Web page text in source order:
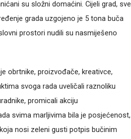
su složni domaćini. Cijeli grad, sve
grada uzgojeno je 5 tona buča
prostori nudili su nasmiješeno
obrtnike, proizvođače, kreativce,
svoga rada uveličali raznoliku
promicali akciju
svima marljivima bila je posjećenost,
nosi zeleni gusti potpis bučinim